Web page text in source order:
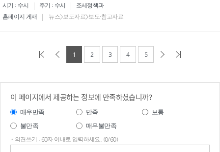
시기 : 수시 주기 : 수시
조세정책과
홈페이지 게재
뉴스>보도자료>보도·참고자료
1 2 3 4 5
이 페이지에서 제공하는 정보에 만족하셨습니까?
매우만족 만족
보통
불만족
매우불만족
* 의견쓰기 : 60자 이내로 입력하세요. (0/60)